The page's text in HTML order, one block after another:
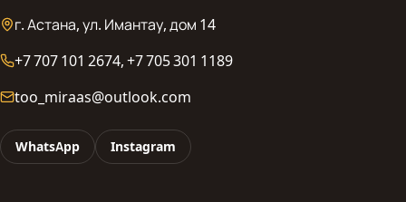
г. Астана, ул. Имантау, дом 14
+7 707 101 2674, +7 705 301 1189
too_miraas@outlook.com
WhatsApp Instagram